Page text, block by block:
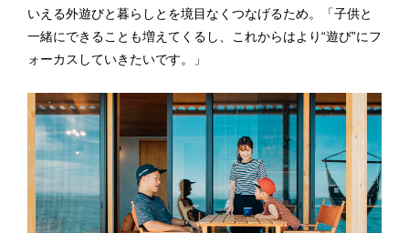
いえる外遊びと暮らしとを境目なくつなげるため。「子供と
一緒にできることも増えてくるし、これからはより“遊び”にフ
ォーカスしていきたいです。」